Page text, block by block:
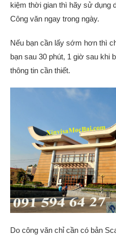
kiệm thời gian thì hãy sử dụng
Công văn ngay trong ngày.
Nếu bạn cần lấy sớm hơn thì
bạn sau 30 phút, 1 giờ sau khi
thông tin cần thiết.
Do công văn chỉ cần có bản